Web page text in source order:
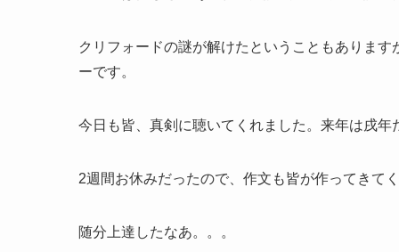
クリフォードの謎が解けたということもありま
ーです。
今日も皆、真剣に聴いてくれました。来年は戌年
2週間お休みだったので、作文も皆が作ってきて
随分上達したなあ。。。